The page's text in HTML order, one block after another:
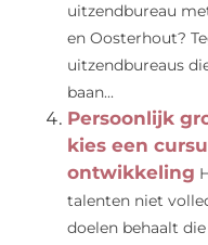
uitzendbureau
en Oosterhout?
uitzendbureaus
baan...
Persoonlijk
kies een
ontwikkeling
talenten niet
doelen behaalt